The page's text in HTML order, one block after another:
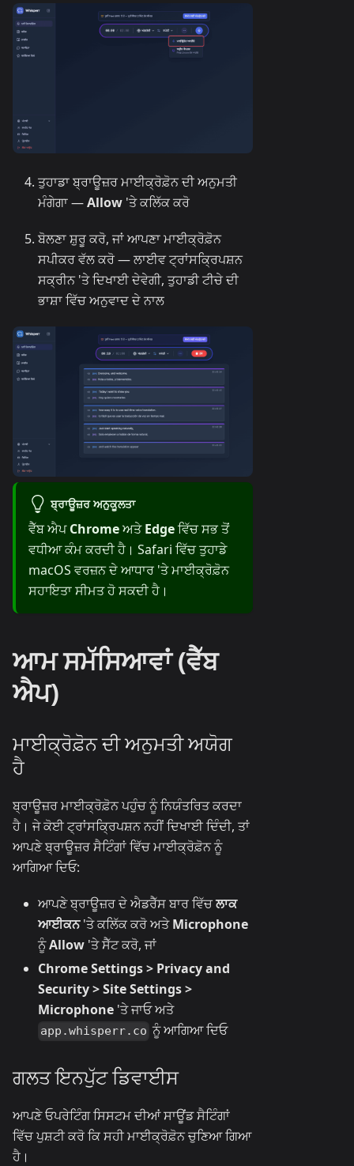
ਤੁਹਾਡਾ ਬ੍ਰਾਊਜ਼ਰ ਮਾਈਕ੍ਰੋਫ਼ੋਨ ਦੀ ਅਨੁਮਤੀ
ਮੰਗੇਗਾ —Allow 'ਤੇ ਕਲਿੱਕ ਕਰੋ
ਬੋਲਣਾ ਸ਼ੁਰੂ ਕਰੋ, ਜਾਂ ਆਪਣਾ ਮਾਈਕ੍ਰੋਫ਼ੋਨ
ਸਪੀਕਰ ਵੱਲ ਕਰੋ — ਲਾਈਵ ਟ੍ਰਾਂਸਕ੍ਰਿਪਸ਼ਨ
ਸਕ੍ਰੀਨ 'ਤੇ ਦਿਖਾਈ ਦੇਵੇਗੀ, ਤੁਹਾਡੀ ਟੀਚੇ ਦੀ
ਭਾਸ਼ਾ ਵਿੱਚ ਅਨੁਵਾਦ ਦੇ ਨਾਲ
ਬ੍ਰਾਊਜ਼ਰ ਅਨੁਕੂਲਤਾ
ਵੈੱਬ ਐਪChromeਅਤੇEdgeਵਿੱਚ ਸਭ ਤੋਂ
ਵਧੀਆ ਕੰਮ ਕਰਦੀ ਹੈ। Safari ਵਿੱਚ ਤੁਹਾਡੇ
macOS ਵਰਜ਼ਨ ਦੇ ਆਧਾਰ 'ਤੇ ਮਾਈਕ੍ਰੋਫ਼ੋਨ
ਸਹਾਇਤਾ ਸੀਮਤ ਹੋ ਸਕਦੀ ਹੈ।
ਆਮ ਸਮੱਸਿਆਵਾਂ (ਵੈੱਬ
ਐਪ)
ਮਾਈਕ੍ਰੋਫ਼ੋਨ ਦੀ ਅਨੁਮਤੀ ਅਯੋਗ
ਹੈ
ਬ੍ਰਾਊਜ਼ਰ ਮਾਈਕ੍ਰੋਫ਼ੋਨ ਪਹੁੰਚ ਨੂੰ ਨਿਯੰਤਰਿਤ ਕਰਦਾ
ਹੈ। ਜੇ ਕੋਈ ਟ੍ਰਾਂਸਕ੍ਰਿਪਸ਼ਨ ਨਹੀਂ ਦਿਖਾਈ ਦਿੰਦੀ, ਤਾਂ
ਆਪਣੇ ਬ੍ਰਾਊਜ਼ਰ ਸੈਟਿੰਗਾਂ ਵਿੱਚ ਮਾਈਕ੍ਰੋਫ਼ੋਨ ਨੂੰ
ਆਗਿਆ ਦਿਓ:
ਆਪਣੇ ਬ੍ਰਾਊਜ਼ਰ ਦੇ ਐਡਰੈੱਸ ਬਾਰ ਵਿੱਚਲਾਕ
ਆਈਕਨ'ਤੇ ਕਲਿੱਕ ਕਰੋ ਅਤੇMicrophone
ਨੂੰAllow 'ਤੇ ਸੈੱਟ ਕਰੋ, ਜਾਂ
Chrome Settings > Privacy and
Security > Site Settings >
Microphone 'ਤੇ ਜਾਓ ਅਤੇ
app.whisperr.co ਨੂੰ ਆਗਿਆ ਦਿਓ
ਗਲਤ ਇਨਪੁੱਟ ਡਿਵਾਈਸ
ਆਪਣੇ ਓਪਰੇਟਿੰਗ ਸਿਸਟਮ ਦੀਆਂ ਸਾਊਂਡ ਸੈਟਿੰਗਾਂ
ਵਿੱਚ ਪੁਸ਼ਟੀ ਕਰੋ ਕਿ ਸਹੀ ਮਾਈਕ੍ਰੋਫ਼ੋਨ ਚੁਣਿਆ ਗਿਆ
ਹੈ।